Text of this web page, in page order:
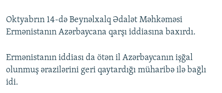
Oktyabrın 14-də Beynəlxalq Ədalət Məhkəməsi
Ermənistanın Azərbaycana qarşı iddiasına baxırdı.
Ermənistanın iddiası da ötən il Azərbaycanın işğal
olunmuş ərazilərini geri qaytardığı müharibə ilə bağlı
idi.